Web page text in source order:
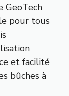
GeoTech
pour tous
et facilité
bûches à